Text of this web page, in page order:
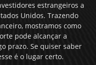
estrangeiros a
Unidos. Trazendo
mostramos como
pode alcançar a
prazo. Se quiser saber
é o lugar certo.